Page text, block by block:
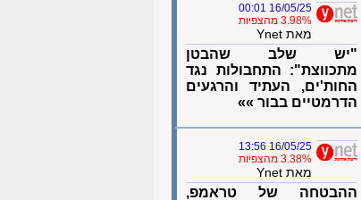
16/05/25 00:01
3.98% מהצפיות
מאת Ynet
"יש שלב שהבטן
מתכווצת": התחבולות נגד
החות'ים, העתיד והרגעים
הדרמטיים בבור »»
16/05/25 13:56
3.38% מהצפיות
מאת Ynet
ההבטחה של טראמפ,